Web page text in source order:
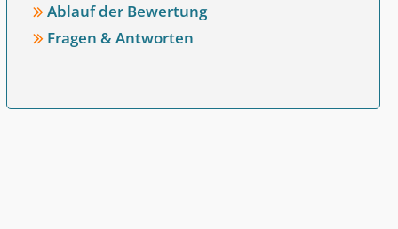
Ablauf der Bewertung
Fragen & Antworten